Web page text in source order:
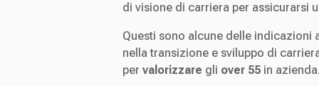
di visione di carriera per assicurarsi
Questi sono alcune delle indicazioni
nella transizione e sviluppo di
per valorizzare gli over 55 in